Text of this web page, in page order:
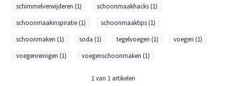
schimmelverwijderen (1)
schoonmaakhacks (1)
schoonmaakinspiratie (1)
schoonmaaktips (1)
schoonmaken (1)
soda (1) tegelvoegen (1)
voegen (1)
voegenreinigen (1)
voegenschoonmaken (1)
1van 1artikelen